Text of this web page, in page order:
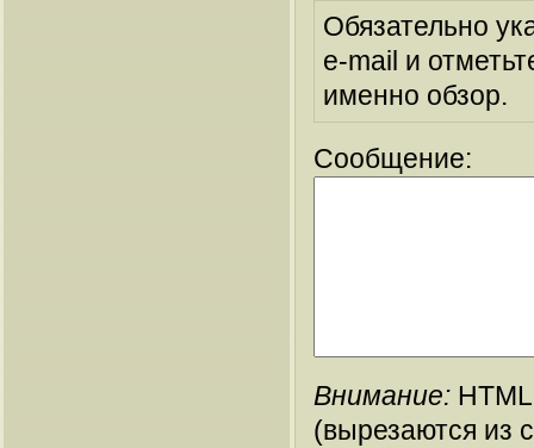
Обязательно
e-mail и
именно обзор.
Сообщение:
Внимание:
(вырезаются из